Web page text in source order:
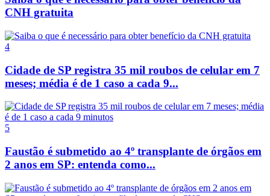
CNH gratuita
4
Cidade de SP registra 35 mil roubos de celular em 7
meses; média é de 1 caso a cada 9...
5
Faustão é submetido ao 4º transplante de órgãos em
2 anos em SP: entenda como...